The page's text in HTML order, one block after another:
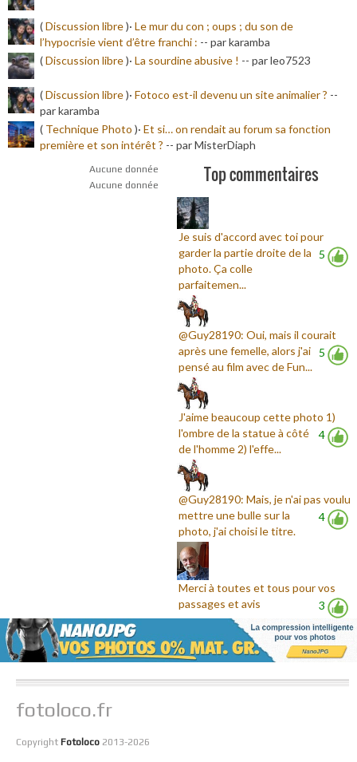
(Discussion libre)· Le mur du con ; oups ; du son de
l’hypocrisie vient d’être franchi : -- par karamba
(Discussion libre)· La sourdine abusive ! -- par leo7523
(Discussion libre)· Fotoco est-il devenu un site animalier ? --
par karamba
( Technique Photo )· Et si… on rendait au forum sa fonction
première et son intérêt ? -- par MisterDiaph
Aucune donnée
Aucune donnée
Top commentaires
5
Je suis d'accord avec toi pour
garder la partie droite de la
photo. Ça colle
parfaitemen...
5
@Guy28190: Oui, mais il courait
après une femelle, alors j'ai
pensé au film avec de Fun...
4
J'aime beaucoup cette photo 1)
l'ombre de la statue à côté
de l'homme 2) l'effe...
4
@Guy28190: Mais, je n'ai pas voulu
mettre une bulle sur la
photo, j'ai choisi le titre.
3
Merci à toutes et tous pour vos
passages et avis
fotoloco.fr
Copyright Fotoloco 2013-2026